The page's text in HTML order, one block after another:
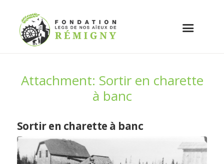
Attachment: Sortir en charette
à banc
Sortir en charette à banc